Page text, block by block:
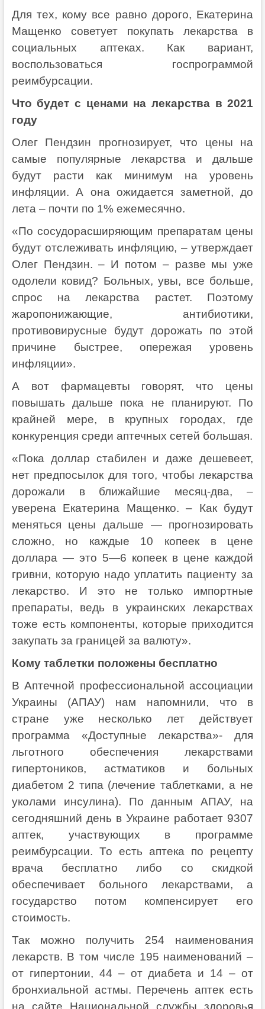
Для тех, кому все равно дорого, Екатерина
Мащенко советует покупать лекарства в
социальных аптеках. Как вариант,
воспользоваться госпрограммой
реимбурсации.
Что будет с ценами на лекарства в 2021
году
Олег Пендзин прогнозирует, что цены на
самые популярные лекарства и дальше
будут расти как минимум на уровень
инфляции. А она ожидается заметной, до
лета – почти по 1% ежемесячно.
«По сосудорасширяющим препаратам цены
будут отслеживать инфляцию, – утверждает
Олег Пендзин. – И потом – разве мы уже
одолели ковид? Больных, увы, все больше,
спрос на лекарства растет. Поэтому
жаропонижающие, антибиотики,
противовирусные будут дорожать по этой
причине быстрее, опережая уровень
инфляции».
А вот фармацевты говорят, что цены
повышать дальше пока не планируют. По
крайней мере, в крупных городах, где
конкуренция среди аптечных сетей большая.
«Пока доллар стабилен и даже дешевеет,
нет предпосылок для того, чтобы лекарства
дорожали в ближайшие месяц-два, –
уверена Екатерина Мащенко. – Как будут
меняться цены дальше — прогнозировать
сложно, но каждые 10 копеек в цене
доллара — это 5—6 копеек в цене каждой
гривни, которую надо уплатить пациенту за
лекарство. И это не только импортные
препараты, ведь в украинских лекарствах
тоже есть компоненты, которые приходится
закупать за границей за валюту».
Кому таблетки положены бесплатно
В Аптечной профессиональной ассоциации
Украины (АПАУ) нам напомнили, что в
стране уже несколько лет действует
программа «Доступные лекарства»- для
льготного обеспечения лекарствами
гипертоников, астматиков и больных
диабетом 2 типа (лечение таблетками, а не
уколами инсулина). По данным АПАУ, на
сегодняшний день в Украине работает 9307
аптек, участвующих в программе
реимбурсации. То есть аптека по рецепту
врача бесплатно либо со скидкой
обеспечивает больного лекарствами, а
государство потом компенсирует его
стоимость.
Так можно получить 254 наименования
лекарств. В том числе 195 наименований –
от гипертонии, 44 – от диабета и 14 – от
бронхиальной астмы. Перечень аптек есть
на сайте Национальной службы здоровья